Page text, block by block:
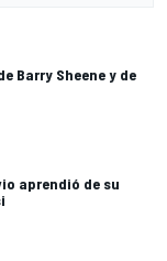
Barry Sheene y de
aprendió de su